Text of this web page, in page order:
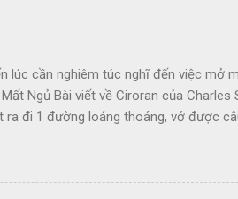
lúc cần nghiêm túc nghĩ đến việc mở
Ngủ Bài viết về Ciroran của
ra đi 1 đường loáng thoáng, vớ được
chiến hành, không làm sao dám bỏ
ngày Mậu Thân căng thẳng, Đại Học